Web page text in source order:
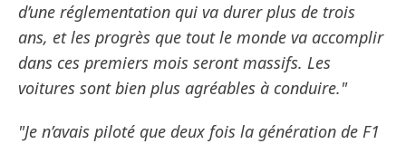
d’une réglementation qui va durer plus de trois
ans, et les progrès que tout le monde va accomplir
dans ces premiers mois seront massifs. Les
voitures sont bien plus agréables à conduire."
"Je n’avais piloté que deux fois la génération de F1